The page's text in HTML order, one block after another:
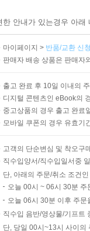
안내가 있는경우 아
마이페이지 > 반품/교환 신
판매자 배송 상품은 판매자
출고 완료 후 10일 이내의
디지털 콘텐츠인 eBook의
중고상품의 경우 출고 완료
모바일 쿠폰의 경우 유효기
고객의 단순변심 및 착오구
직수입양서/직수입일서중
단, 아래의 주문/취소 조건
오늘 00시 ~ 06시 30분
오늘 06시 30분 이후 주
직수입 음반/영상물/기프트
단, 당일 00시~13시 사이의